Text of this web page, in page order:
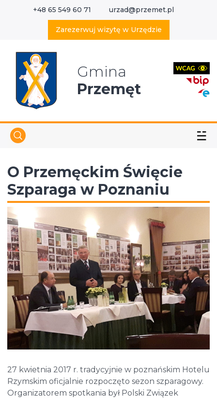
+48 65 549 60 71 urzad@przemet.pl
Zarezerwuj wizytę w Urzędzie
Gmina
Przemęt
☱
O Przemęckim Święcie
Szparaga w Poznaniu
27 kwietnia 2017 r. tradycyjnie w poznańskim Hotelu
Rzymskim oficjalnie rozpoczęto sezon szparagowy.
Organizatorem spotkania był Polski Związek
Wyszukaj w serwisie